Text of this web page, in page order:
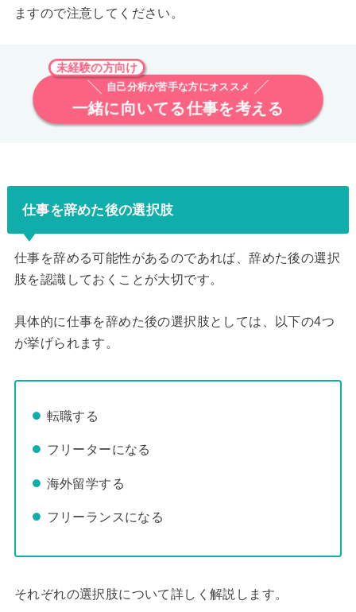
ますので注意してください。
未経験の方向け
自己分析が苦手な方にオススメ
一緒に向いてる仕事を考える
仕事を辞めた後の選択肢
仕事を辞める可能性があるのであれば、辞めた後の選択
肢を認識しておくことが大切です。
具体的に仕事を辞めた後の選択肢としては、以下の4つ
が挙げられます。
転職する
フリーターになる
海外留学する
フリーランスになる
それぞれの選択肢について詳しく解説します。